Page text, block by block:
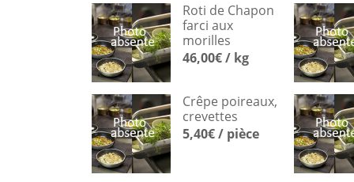
Roti de Chapon
farci aux
morilles
46,00€ / kg
Crêpe poireaux,
crevettes
5,40€ / pièce